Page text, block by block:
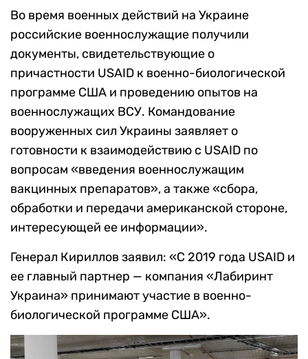
Во время военных действий на Украине
российские военнослужащие получили
документы, свидетельствующие о
причастности USAID к военно-биологической
программе США и проведению опытов на
военнослужащих ВСУ. Командование
вооруженных сил Украины заявляет о
готовности к взаимодействию с USAID по
вопросам «введения военнослужащим
вакцинных препаратов», а также «сбора,
обработки и передачи американской стороне,
интересующей ее информации».
Генерал Кириллов заявил: «С 2019 года USAID и
ее главный партнер — компания «Лабиринт
Украина» принимают участие в военно-
биологической программе США».